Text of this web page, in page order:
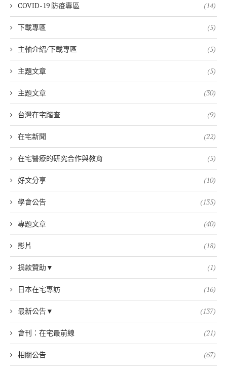
COVID-19 防疫專區 (14)
下載專區 (5)
主軸介紹/下載專區 (5)
主題文章 (5)
主題文章 (30)
台灣在宅踏查 (9)
在宅新聞 (22)
在宅醫療的研究合作與教育 (5)
好文分享 (10)
學會公告 (135)
專題文章 (40)
影片 (18)
捐款贊助▼ (1)
日本在宅專訪 (16)
最新公告▼ (137)
會刊：在宅最前線 (21)
相關公告 (67)